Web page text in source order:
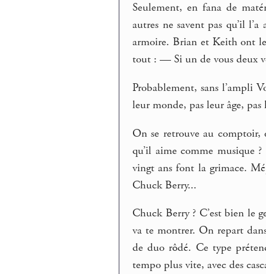
Seulement, en fana de
autres ne savent pas qu’il
armoire. Brian et Keith ont
tout : — Si un de vous deux
Probablement, sans l’ampli
leur monde, pas leur âge,
On se retrouve au comptoir,
qu’il aime comme musique
vingt ans font la grimace.
Chuck Berry...
Chuck Berry ? C’est bien le
va te montrer. On repart
de duo rôdé. Ce type
tempo plus vite, avec des